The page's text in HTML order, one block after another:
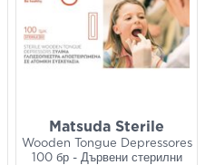
Matsuda Sterile
Wooden Tongue Depressores
100 бр - Дървени стерилни